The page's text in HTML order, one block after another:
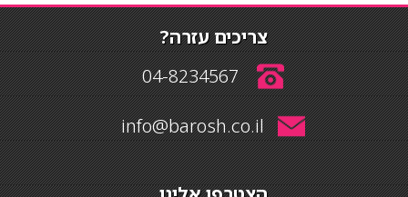
צריכים עזרה?
04-8234567
info@barosh.co.il